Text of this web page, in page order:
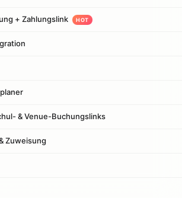
+ Zahlungslink HOT
& Venue-Buchungslinks
Zuweisung